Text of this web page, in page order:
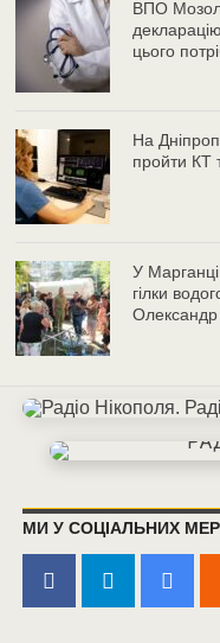
ВПО
цього
На
пройти КТ
У Марганці
гілки
Олександр
МИ У СОЦІАЛЬНИХ